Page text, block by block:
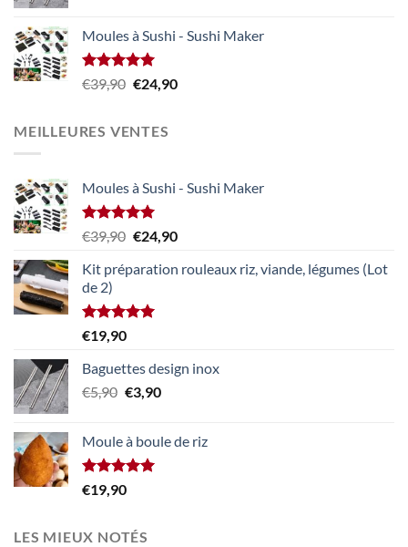
était :
€5,90.
est :
Moules à Sushi - Sushi Maker
Note5.00
sur 5
€39,90 Le
était :
€24,90Le
MEILLEURES VENTES
Moules à Sushi - Sushi Maker
Note5.00
sur 5
€39,90 Le
initial
€39,90.
€24,90Le
actuel
Kit préparation rouleaux riz, viande, légumes (Lot
de 2)
Note5.00
sur 5
€19,90
Baguettes design inox
€5,90 Le
était :
€5,90.
€3,90Le
est :
Moule à boule de riz
Note5.00
sur 5
€19,90
LES MIEUX NOTÉS